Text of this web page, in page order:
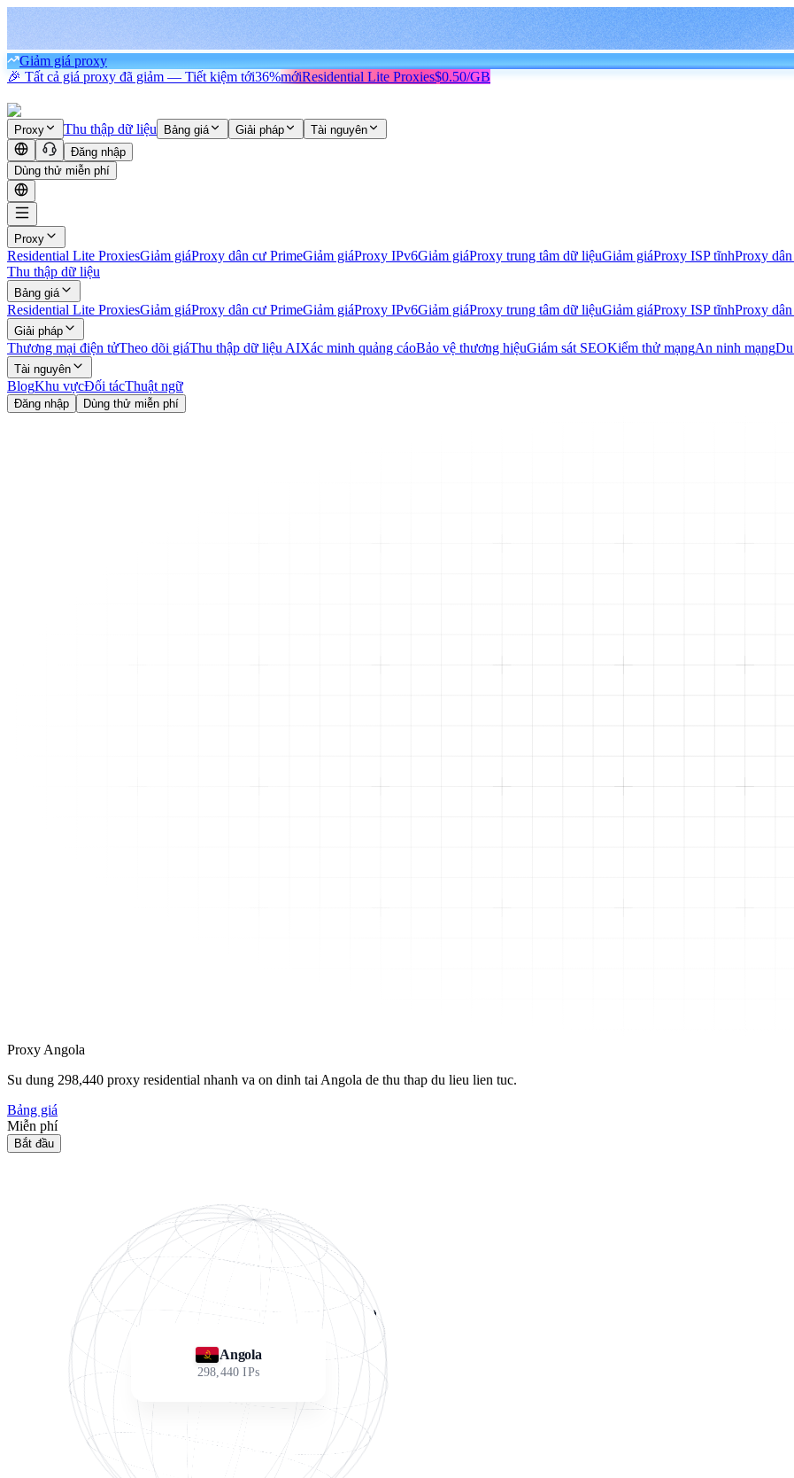
Giảm giá proxy
🎉 Tất cả giá proxy đã giảm — Tiết kiệm tới36%mớiResidential Lite Proxies$0.50/GB
Proxy Thu thập dữ liệu Bảng giá Giải pháp
Tài nguyên
Đăng nhập
Dùng thử miễn phí
Proxy
Residential Lite ProxiesGiảm giáProxy dân cư PrimeGiảm giáProxy IPv6Giảm giáProxy trung tâm dữ liệuGiảm giáProxy ISP tĩnhProxy
Thu thập dữ liệu
Bảng giá
Residential Lite ProxiesGiảm giáProxy dân cư PrimeGiảm giáProxy IPv6Giảm giáProxy trung tâm dữ liệuGiảm giáProxy ISP tĩnhProxy
Giải pháp
Thương mại điện tửTheo dõi giáThu thập dữ liệu AIXác minh quảng cáoBảo vệ thương hiệuGiám sát SEOKiểm thử mạngAn ninh mạng
Tài nguyên
BlogKhu vựcĐối tácThuật ngữ
Đăng nhập Dùng thử miễn phí
Proxy Angola
Su dung 298,440 proxy residential nhanh va on dinh tai Angola de thu thap du lieu lien tuc.
Bảng giá
Miễn phí
Bắt đầu
Angola
298,440 IPs